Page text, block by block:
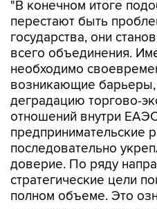
государства, они
всего объединения.
необходимо
возникающие
деградацию торгово-
отношений внутри
предпринимательские
последовательно
доверие. По ряду
стратегические цели
полном объеме. Это
сосредоточиться на
уже принятых